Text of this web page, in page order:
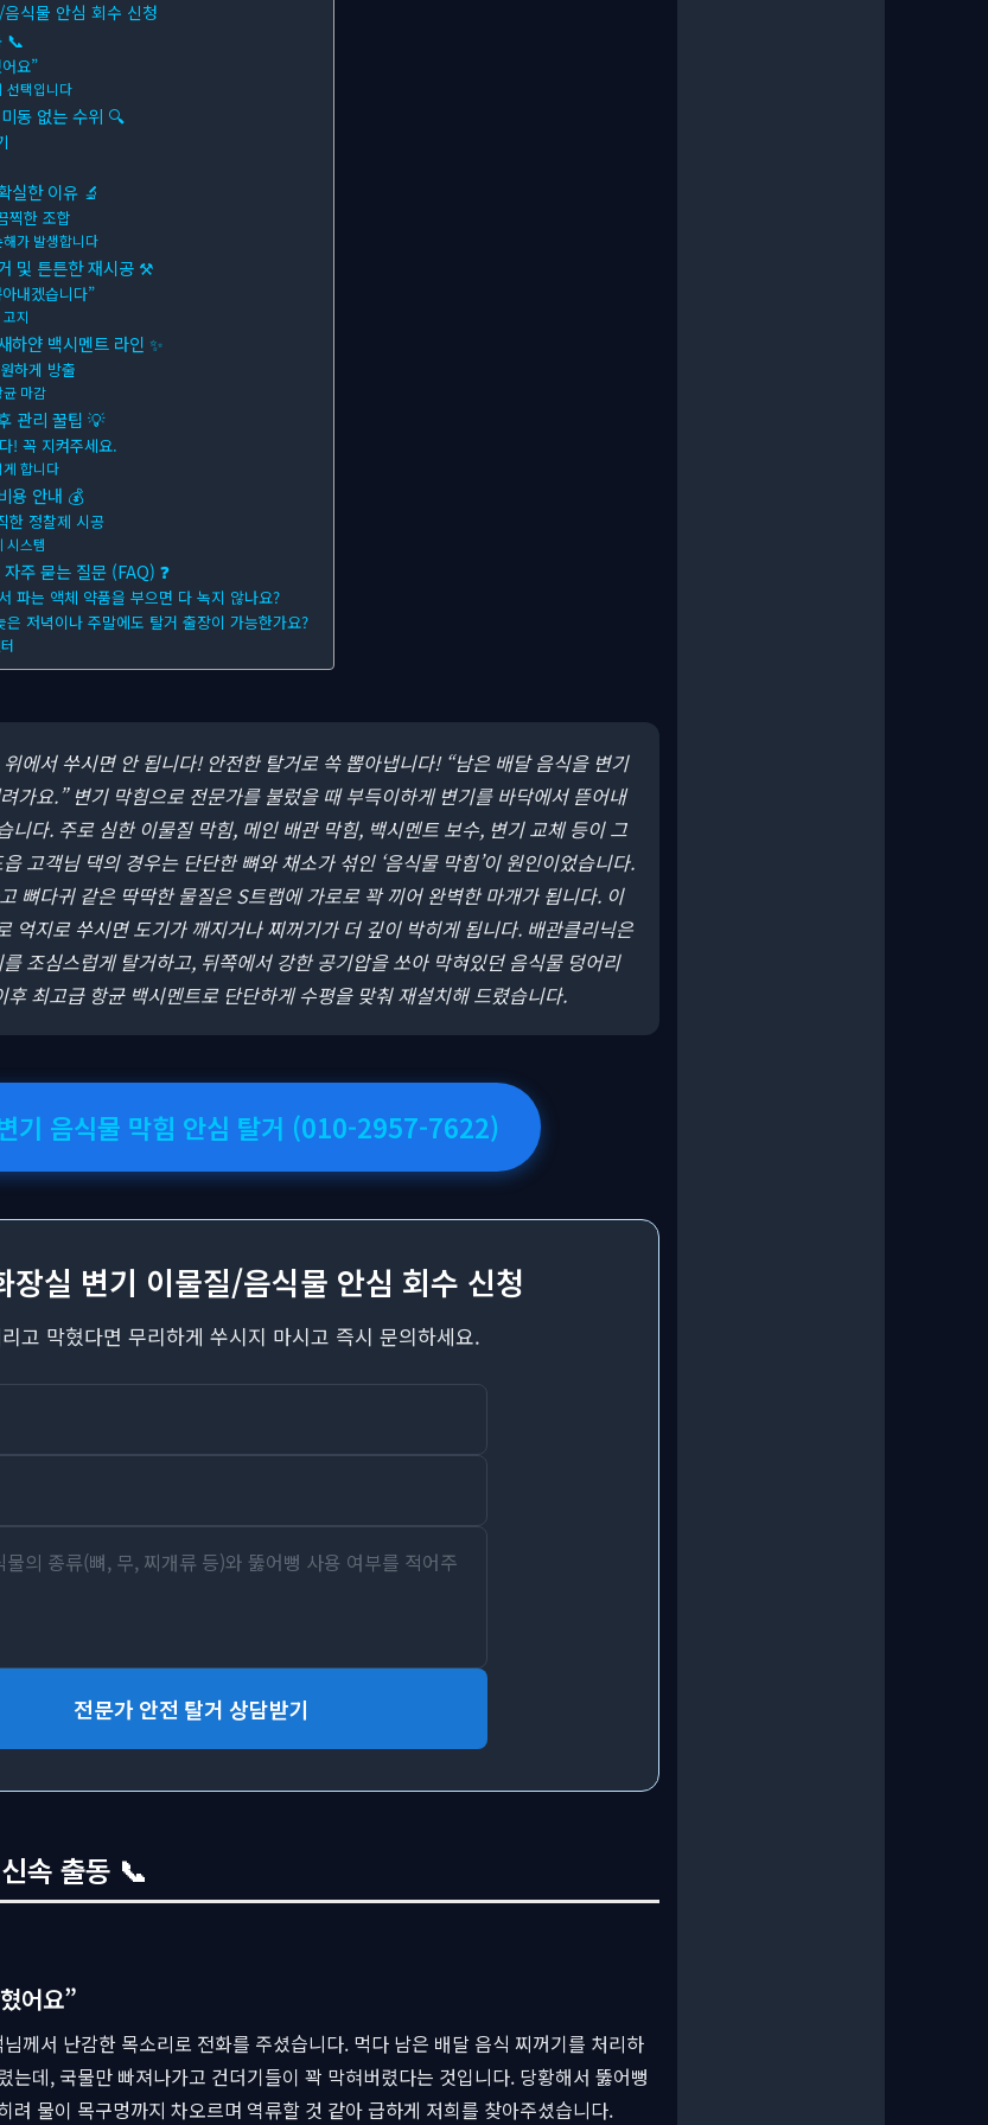
식물 안심 회수 신청
📞
요”
선택입니다
동 없는 수위 🔍
실한 이유 🔬
찍한 조합
가 발생합니다
및 튼튼한 재시공 ⚒
내겠습니다”
지
하얀 백시멘트 라인 ✨
하게 방출
마감
관리 꿀팁 💡
! 꼭 지켜주세요.
합니다
용 안내 💰
한 정찰제 시공
시스템
주 묻는 질문 (FAQ) ❓
파는 액체 약품을 부으면 다 녹지 않나요?
저녁이나 주말에도 탈거 출장이 가능한가요?
에서 쑤시면 안 됩니다! 안전한 탈거로 쏙 뽑아냅니다! “남은 배달 음식을 변기
가요.” 변기 막힘으로 전문가를 불렀을 때 부득이하게 변기를 바닥에서 뜯어내
니다. 주로 심한 이물질 막힘, 메인 배관 막힘, 백시멘트 보수, 변기 교체 등이 그
고객님 댁의 경우는 단단한 뼈와 채소가 섞인 ‘음식물 막힘’이 원인이었습니다.
뼈다귀 같은 딱딱한 물질은 S트랩에 가로로 꽉 끼어 완벽한 마개가 됩니다. 이
억지로 쑤시면 도기가 깨지거나 찌꺼기가 더 깊이 박히게 됩니다. 배관클리닉은
조심스럽게 탈거하고, 뒤쪽에서 강한 공기압을 쏘아 막혀있던 음식물 덩어리
최고급 항균 백시멘트로 단단하게 수평을 맞춰 재설치해 드렸습니다.
기 음식물 막힘 안심 탈거 (010-2957-7622)
실 변기 이물질/음식물 안심 회수 신청
고 막혔다면 무리하게 쑤시지 마시고 즉시 문의하세요.
전문가 안전 탈거 상담받기
속 출동 📞
어요”
께서 난감한 목소리로 전화를 주셨습니다. 먹다 남은 배달 음식 찌꺼기를 처리하
는데, 국물만 빠져나가고 건더기들이 꽉 막혀버렸다는 것입니다. 당황해서 뚫어뻥
려 물이 목구멍까지 차오르며 역류할 것 같아 급하게 저희를 찾아주셨습니다.